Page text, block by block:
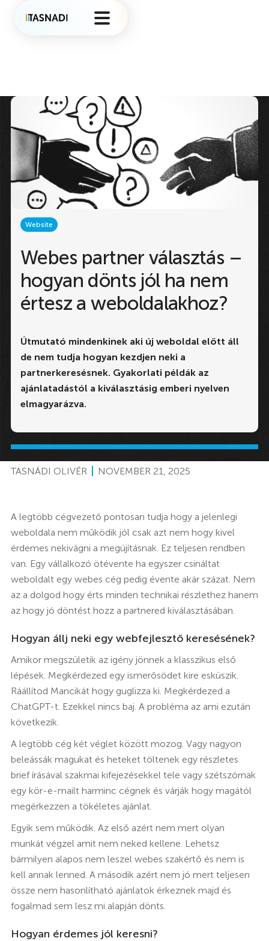
Website
Webes partner választás –
hogyan dönts jól ha nem
értesz a weboldalakhoz?
Útmutató mindenkinek aki új weboldal előtt áll
de nem tudja hogyan kezdjen neki a
partnerkeresésnek. Gyakorlati példák az
ajánlatadástól a kiválasztásig emberi nyelven
elmagyarázva.
TASNÁDI OLIVÉR NOVEMBER 21, 2025
A legtöbb cégvezető pontosan tudja hogy a jelenlegi
weboldala nem működik jól csak azt nem hogy kivel
érdemes nekivágni a megújításnak. Ez teljesen rendben
van. Egy vállalkozó ötévente ha egyszer csináltat
weboldalt egy webes cég pedig évente akár százat. Nem
az a dolgod hogy érts minden technikai részlethez hanem
az hogy jó döntést hozz a partnered kiválasztásában.
Hogyan állj neki egy webfejlesztő keresésének?
Amikor megszületik az igény jönnek a klasszikus első
lépések. Megkérdezed egy ismerősödet kire esküszik.
Ráállítod Mancikát hogy guglizza ki. Megkérdezed a
ChatGPT-t. Ezekkel nincs baj. A probléma az ami ezután
következik.
A legtöbb cég két véglet között mozog. Vagy nagyon
beleássák magukat és heteket töltenek egy részletes
brief írásával szakmai kifejezésekkel tele vagy szétszórnak
egy kör-e-mailt harminc cégnek és várják hogy magától
megérkezzen a tökéletes ajánlat.
Egyik sem működik. Az első azért nem mert olyan
munkát végzel amit nem neked kellene. Lehetsz
bármilyen alapos nem leszel webes szakértő és nem is
kell annak lenned. A második azért nem jó mert teljesen
össze nem hasonlítható ajánlatok érkeznek majd és
fogalmad sem lesz mi alapján dönts.
Hogyan érdemes jól keresni?